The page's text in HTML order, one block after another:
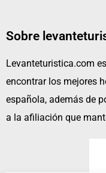
Sobre
Levanteturistica.com
encontrar los mejores
española, además de
a la afiliación que